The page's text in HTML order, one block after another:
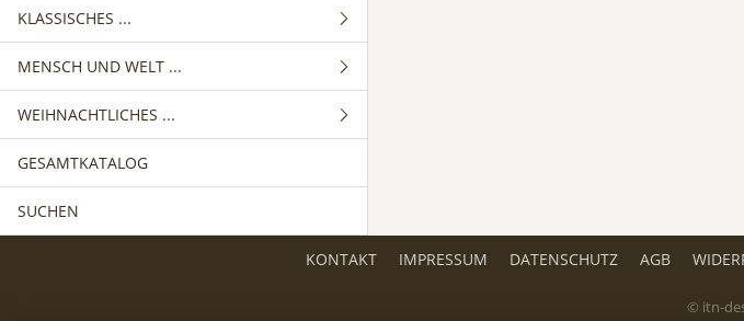
FRAUENCHOR
MÄNNERCHOR
GEMISCHTER CHOR
FRAUENCHOR
MÄNNERCHOR
KLASSISCHES ...
GEMISCHTER CHOR
FRAUENCHOR
MÄNNERCHOR
MENSCH UND WELT ...
GEMISCHTER CHOR
FRAUENCHOR
MÄNNERCHOR
WEIHNACHTLICHES ...
GEMISCHTER CHOR
FRAUENCHOR
GESAMTKATALOG
SUCHEN
KONTAKT IMPRESSUM DATENSCHUTZ AGB
© itn-